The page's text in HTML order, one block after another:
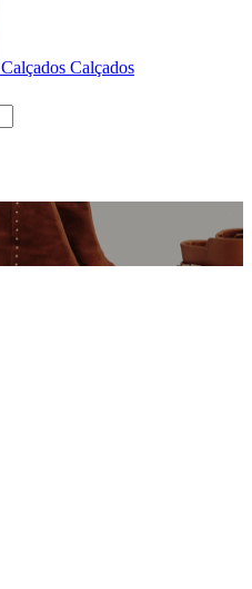
Calçados Calçados